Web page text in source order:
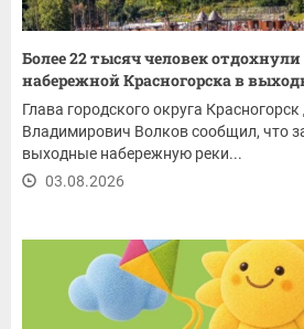
Более 22 тысяч человек
набережной Красногорска в
Глава городского округа
Владимирович Волков сообщил, что
выходные набережную реки...
03.08.2026